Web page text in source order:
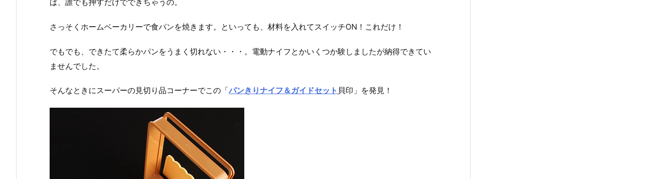
ば、誰でも押すだけでできちゃうの。
さっそくホームベーカリーで食パンを焼きます。といっても、材料を入れてスイッチON！これだけ！
でもでも、できたて柔らかパンをうまく切れない・・・。電動ナイフとかいくつか験しましたが納得できてい
ませんでした。
そんなときにスーパーの見切り品コーナーでこの「パンきりナイフ＆ガイドセット 貝印」を発見！